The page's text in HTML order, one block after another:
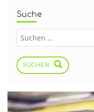
Suche
SUCHEN